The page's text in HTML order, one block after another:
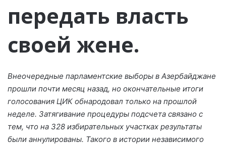
передать власть
своей жене.
Внеочередные парламентские выборы в Азербайджане
прошли почти месяц назад, но окончательные итоги
голосования ЦИК обнародовал только на прошлой
неделе. Затягивание процедуры подсчета связано с
тем, что на 328 избирательных участках результаты
были аннулированы. Такого в истории независимого